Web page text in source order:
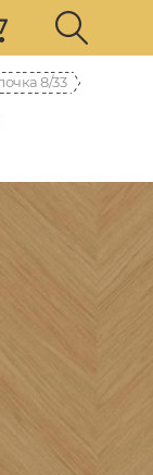
8/33 Широкий ёлочка